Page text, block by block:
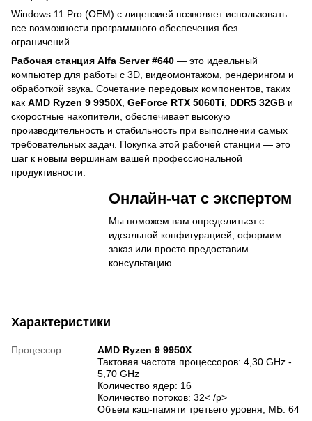
Windows 11 Pro (OEM) с лицензией позволяет использовать
все возможности программного обеспечения без
ограничений.
Рабочая станция Alfa Server #640 — это идеальный
компьютер для работы с 3D, видеомонтажом, рендерингом и
обработкой звука. Сочетание передовых компонентов, таких
как AMD Ryzen 9 9950X GeForce RTX 5060Ti DDR5 32GB и
скоростные накопители, обеспечивает высокую
производительность и стабильность при выполнении самых
требовательных задач. Покупка этой рабочей станции — это
шаг к новым вершинам вашей профессиональной
продуктивности.
Онлайн-чат с экспертом
Мы поможем вам определиться с
идеальной конфигурацией, оформим
заказ или просто предоставим
консультацию.
Характеристики
Процессор
AMD Ryzen 9 9950X
Тактовая частота процессоров: 4,30 GHz -
5,70 GHz
Количество ядер: 16
Количество потоков: 32< /p>
Объем кэш-памяти третьего уровня, МБ: 64